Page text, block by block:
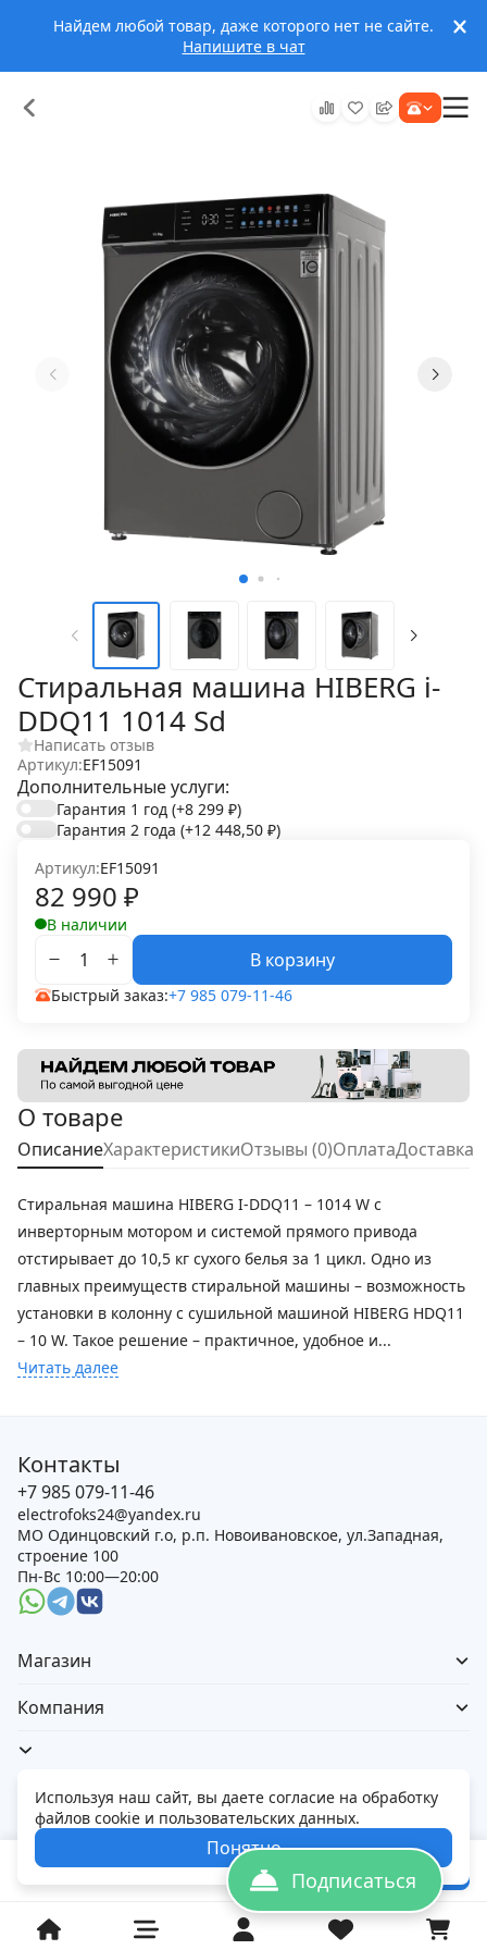
Найдем любой товар, даже которого нет не сайте.
Напишите в чат
Стиральная машина HIBERG i-
DDQ11 1014 Sd
Написать отзыв
Артикул:EF15091
Дополнительные услуги:
Гарантия 1 год (+8 299 ₽)
Гарантия 2 года (+12 448,50 ₽)
Артикул:EF15091
82 990 ₽
В наличии
В корзину
Быстрый заказ:+7 985 079-11-46
82 990₽ В корзину
О товаре
ОписаниеХарактеристикиОтзывы (0)ОплатаДоставка
Стиральная машина HIBERG I-DDQ11 – 1014 W с
инверторным мотором и системой прямого привода
отстирывает до 10,5 кг сухого белья за 1 цикл. Одно из
главных преимуществ стиральной машины – возможность
установки в колонну с сушильной машиной HIBERG HDQ11
– 10 W. Такое решение – практичное, удобное и...
Читать далее
Контакты
+7 985 079-11-46
electrofoks24@yandex.ru
МО Одинцовский г.о, р.п. Новоивановское, ул.Западная,
строение 100
Пн-Вс 10:00—20:00
Магазин
Компания
© 2026 Электорфокс — магазин электроники
Политика обработки персональных данных
Используя наш сайт, вы даете согласие на обработку
файлов cookie и пользовательских данных.
Понятно
Подписаться